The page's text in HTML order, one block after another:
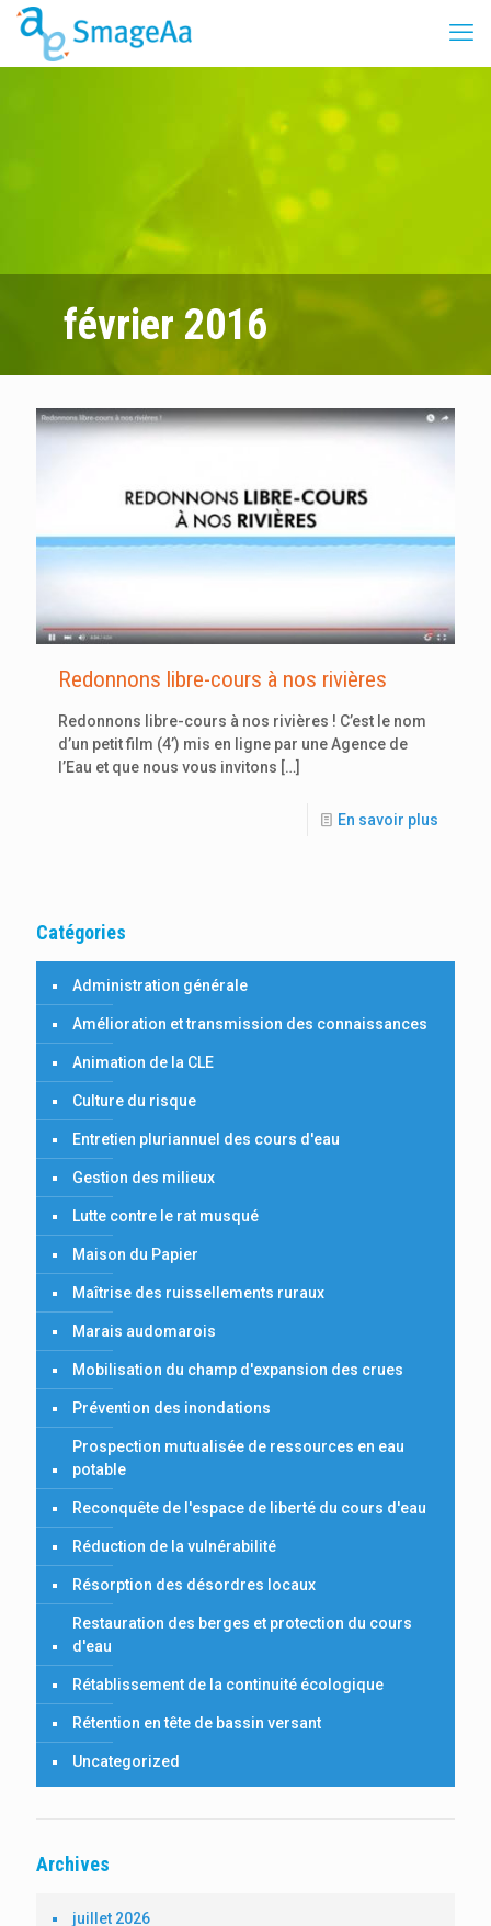
février 2016
Redonnons libre-cours à nos rivières
Redonnons libre-cours à nos rivières ! C’est le nom
d’un petit film (4’) mis en ligne par une Agence de
l’Eau et que nous vous invitons […]
En savoir plus
Catégories
Administration générale
Amélioration et transmission des connaissances
Animation de la CLE
Culture du risque
Entretien pluriannuel des cours d'eau
Gestion des milieux
Lutte contre le rat musqué
Maison du Papier
Maîtrise des ruissellements ruraux
Marais audomarois
Mobilisation du champ d'expansion des crues
Prévention des inondations
Prospection mutualisée de ressources en eau
potable
Reconquête de l'espace de liberté du cours d'eau
Réduction de la vulnérabilité
Résorption des désordres locaux
Restauration des berges et protection du cours
d'eau
Rétablissement de la continuité écologique
Rétention en tête de bassin versant
Uncategorized
Archives
juillet 2026